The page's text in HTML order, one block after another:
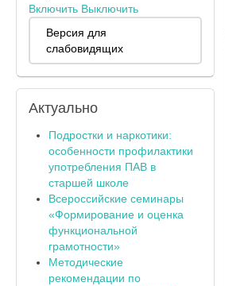
Включить Выключить
Версия для
слабовидящих
Актуально
Подростки и наркотики:
особенности профилактики
употребления ПАВ в
старшей школе
Всероссийские семинары
«Формирование и оценка
функциональной
грамотности»
Методические
рекомендации по